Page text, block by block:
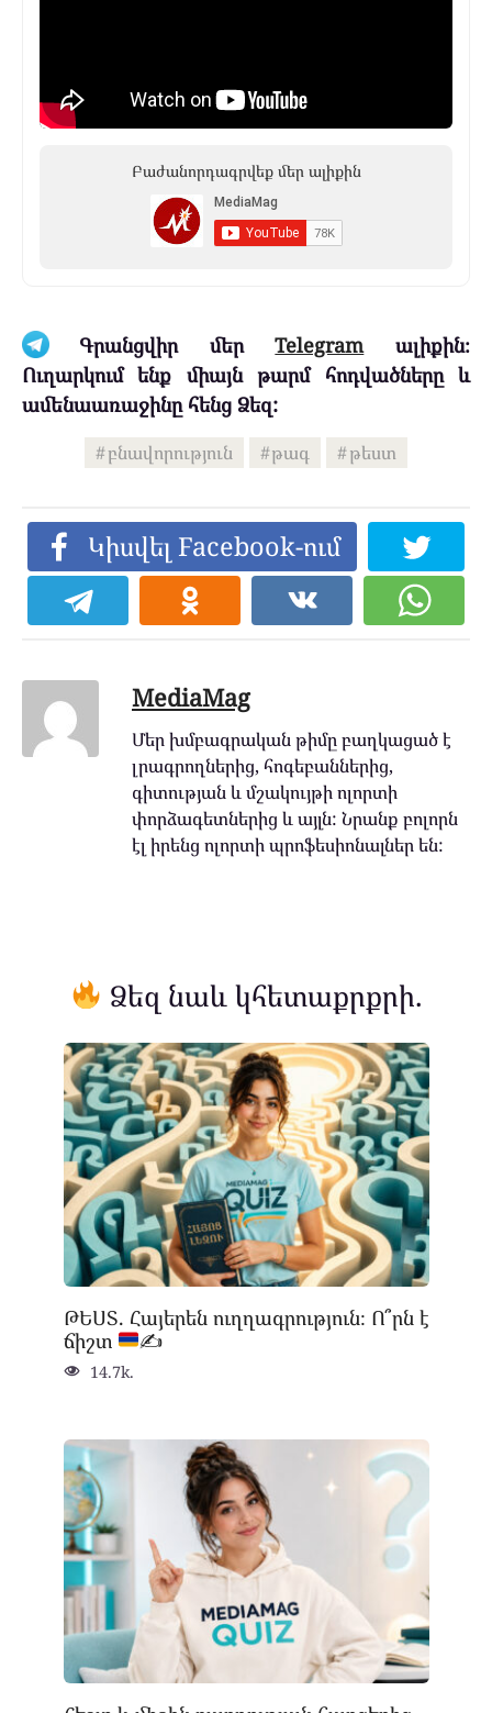
Բաժանորդագրվեք մեր ալիքին
Գրանցվիր մերTelegramալիքին։
Ուղարկում ենք միայն թարմ հոդվածները և
ամենաառաջինը հենց Ձեզ:
բնավորություն թագ թեստ
Կիսվել Facebook-ում
MediaMag
Մեր խմբագրական թիմը բաղկացած է
լրագրողներից, հոգեբաններից,
գիտության և մշակույթի ոլորտի
փորձագետներից և այլն: Նրանք բոլորն
էլ իրենց ոլորտի պրոֆեսիոնալներ են:
Ձեզ նաև կհետաքրքրի.
ԹԵՍՏ. Հայերեն ուղղագրություն։ Ո՞րն է
ճիշտ
✍
14.7k.